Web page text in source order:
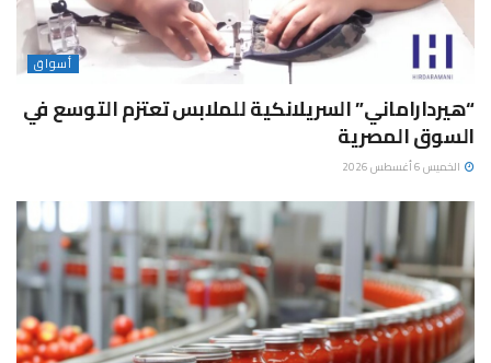
أسواق
“هيرداراماني” السريلانكية للملابس تعتزم التوسع في
السوق المصرية
الخميس 6 أغسطس 2026